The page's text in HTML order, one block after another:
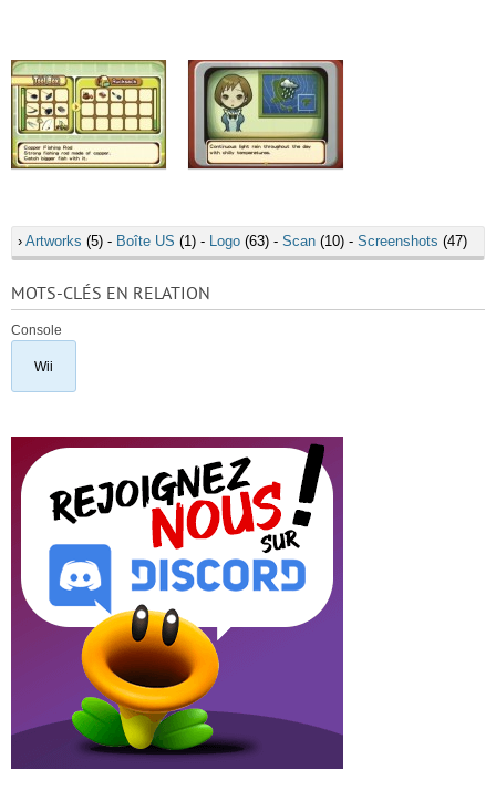
› Artworks (5) - Boîte US (1) - Logo (63) - Scan (10) - Screenshots (47)
MOTS-CLÉS EN RELATION
Console
Wii